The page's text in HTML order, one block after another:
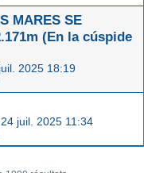
MARES SE
(En la cúspide
2025 18:19
24 juil. 2025 11:34